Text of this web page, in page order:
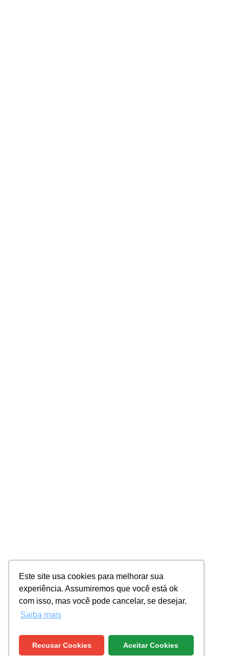
Este site usa cookies para melhorar sua
experiência. Assumiremos que você está ok
com isso, mas você pode cancelar, se desejar.
Saiba mais
Recusar Cookies Aceitar Cookies